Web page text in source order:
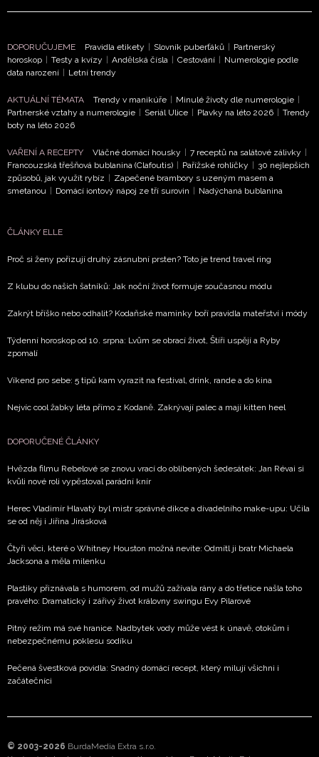
Chcete navíc dostávat i další zajímavé a exkluzivní
informace od našich partnerů? Pokud souhlasíte se
zpracováním údajů k tomuto účelu podle
Zásad ochrany
soukromí BurdaMedia Extra s.r.o., zaškrtněte toto pole.
DOPORUČUJEME Pravidla etikety Slovník puberťáků
Partnerský
horoskop
Testy a kvízy Andělská čísla Cestování
Numerologie podle
data narození
Letní trendy
AKTUÁLNÍ TÉMATA Trendy v manikúře Minulé životy dle numerologie
Partnerské vztahy a numerologie
Seriál Ulice Plavky na léto 2026
Trendy
boty na léto 2026
VAŘENÍ A RECEPTY Vláčné domácí housky 7 receptů na salátové zálivky
Francouzská třešňová bublanina (Clafoutis)
Pařížské rohlíčky
30 nejlepších
způsobů, jak využít rybíz
Zapečené brambory s uzeným masem a
smetanou
Domácí iontový nápoj ze tří surovin Nadýchaná bublanina
ČLÁNKY ELLE
Proč si ženy pořizují druhý zásnubní prsten? Toto je trend travel ring
Z klubu do našich šatníků: Jak noční život formuje současnou módu
Zakrýt bříško nebo odhalit? Kodaňské maminky boří pravidla mateřství i módy
Týdenní horoskop od 10. srpna: Lvům se obrací život, Štíři uspějí a Ryby
zpomalí
Víkend pro sebe: 5 tipů kam vyrazit na festival, drink, rande a do kina
Nejvíc cool žabky léta přímo z Kodaně. Zakrývají palec a mají kitten heel
DOPORUČENÉ ČLÁNKY
Hvězda filmu Rebelové se znovu vrací do oblíbených šedesátek: Jan Révai si
kvůli nové roli vypěstoval parádní knír
Herec Vladimír Hlavatý byl mistr správné dikce a divadelního make-upu: Učila
se od něj i Jiřina Jirásková
Čtyři věci, které o Whitney Houston možná nevíte: Odmítl ji bratr Michaela
Jacksona a měla milenku
Plastiky přiznávala s humorem, od mužů zažívala rány a do třetice našla toho
pravého: Dramatický i zářivý život královny swingu Evy Pilarové
Pitný režim má své hranice. Nadbytek vody může vést k únavě, otokům i
nebezpečnému poklesu sodíku
Pečená švestková povidla: Snadný domácí recept, který milují všichni i
začátečníci
© 2003-2026 BurdaMedia Extra s.r.o.